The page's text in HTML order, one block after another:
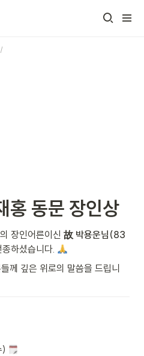
/
동문 장인상
장인어른이신 故 박용운님(83
하셨습니다.
께 깊은 위로의 말씀을 드립니